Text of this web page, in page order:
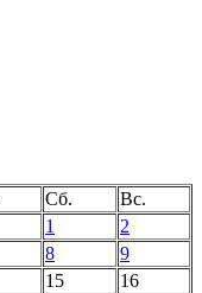
Сб.
Вс.
1
2
8
9
15
16